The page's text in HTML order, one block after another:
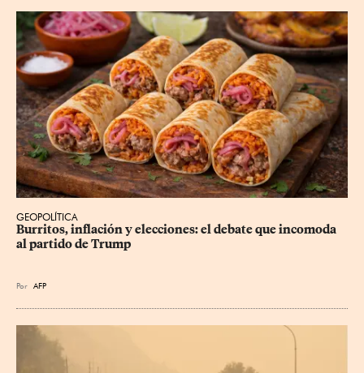
GEOPOLÍTICA
Burritos, inflación y elecciones: el debate que incomoda
al partido de Trump
Por AFP